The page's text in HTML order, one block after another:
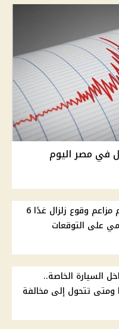
في مصر اليوم
البحوث الفلكية تحسم مزاعم وقوع زلزال غدًا 6
على التوقعات
السيارة الخاصة..
ومتى تتحول إلى مخالفة